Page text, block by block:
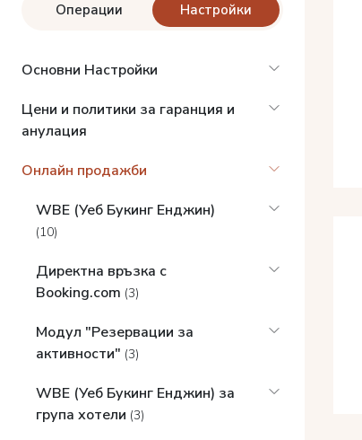
Операции Настройки
Основни Настройки
Цени и политики за гаранция и
анулация
Онлайн продажби
WBE (Уеб Букинг Енджин)
(10)
Директна връзка с
Booking.com (3)
Модул "Резервации за
активности" (3)
WBE (Уеб Букинг Енджин) за
група хотели (3)